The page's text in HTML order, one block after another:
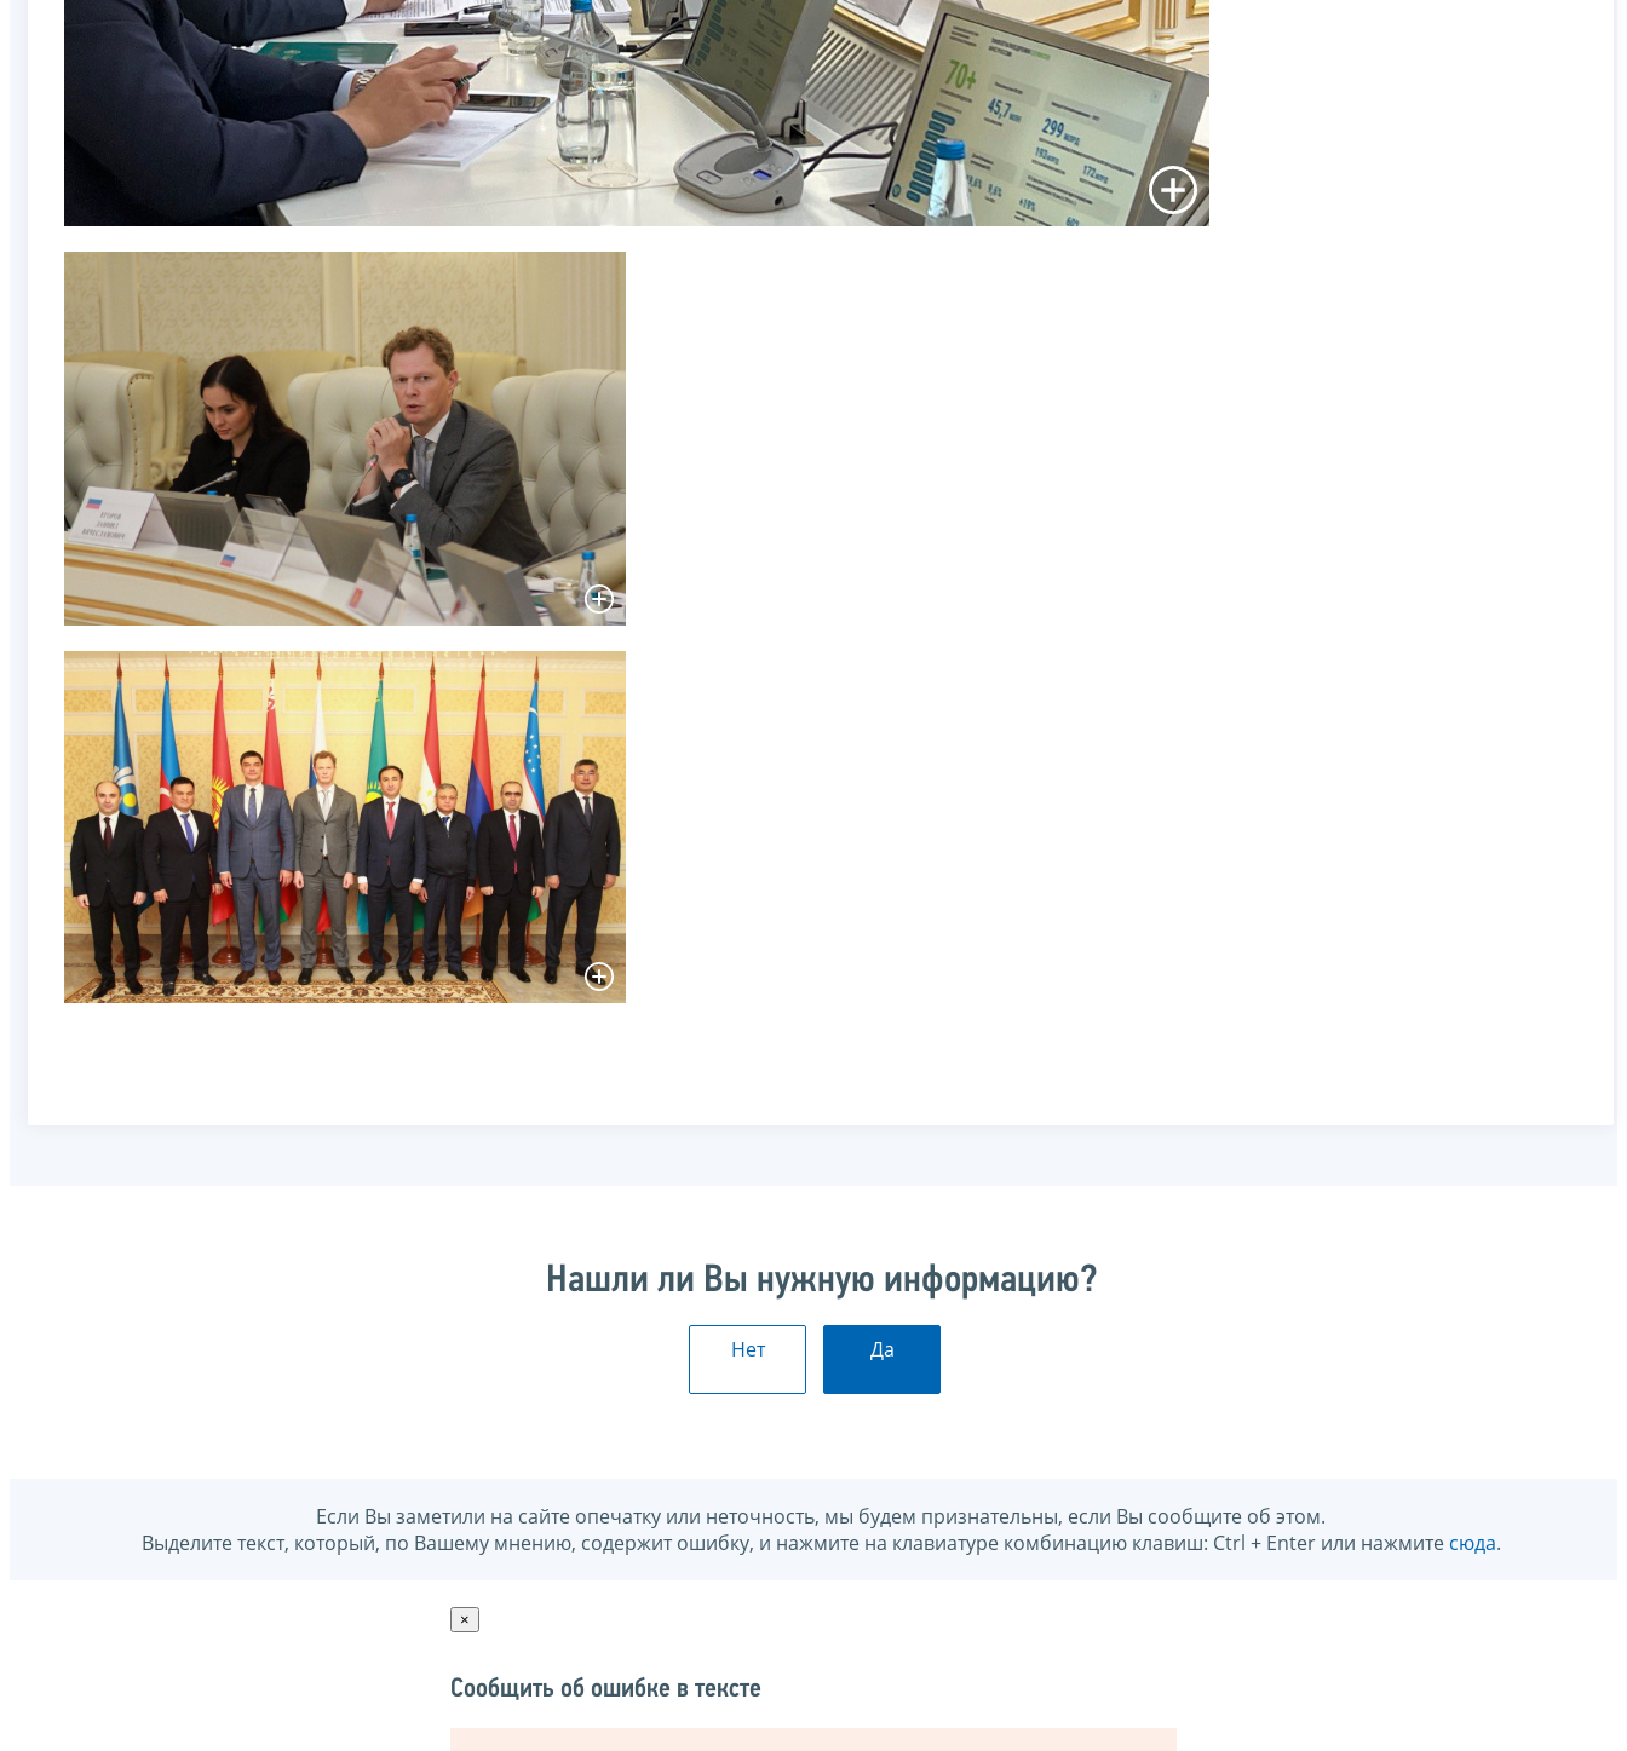
Нашли ли Вы нужную информацию?
Нет Да
Если Вы заметили на сайте опечатку или неточность, мы будем признательны, если Вы сообщите об этом.
Выделите текст, который, по Вашему мнению, содержит ошибку, и нажмите на клавиатуре комбинацию клавиш: Ctrl + Enter или нажмите сюда.
×
Сообщить об ошибке в тексте